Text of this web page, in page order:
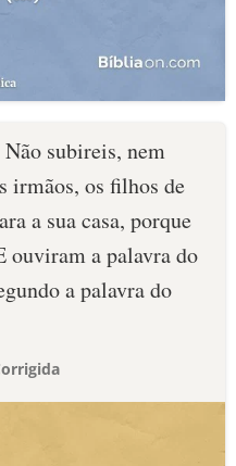
subireis, nem
irmãos, os filhos de
a sua casa, porque
ouviram a palavra do
a palavra do